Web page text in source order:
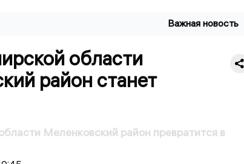
Важная новость
области
район станет
Меленковский район превратится в